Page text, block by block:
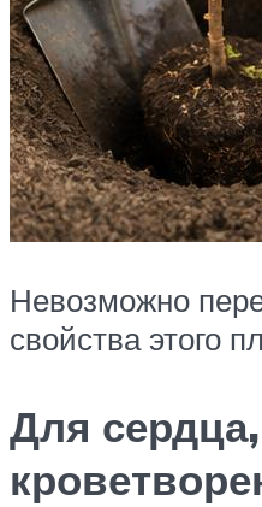
Невозможно
свойства этого
Для